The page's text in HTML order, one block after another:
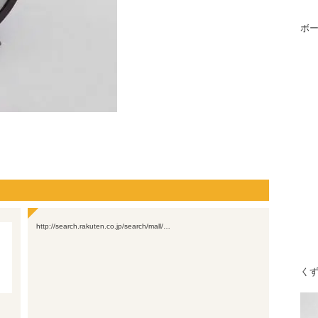
http://search.rakuten.co.jp/search/mall/…
ボ
く